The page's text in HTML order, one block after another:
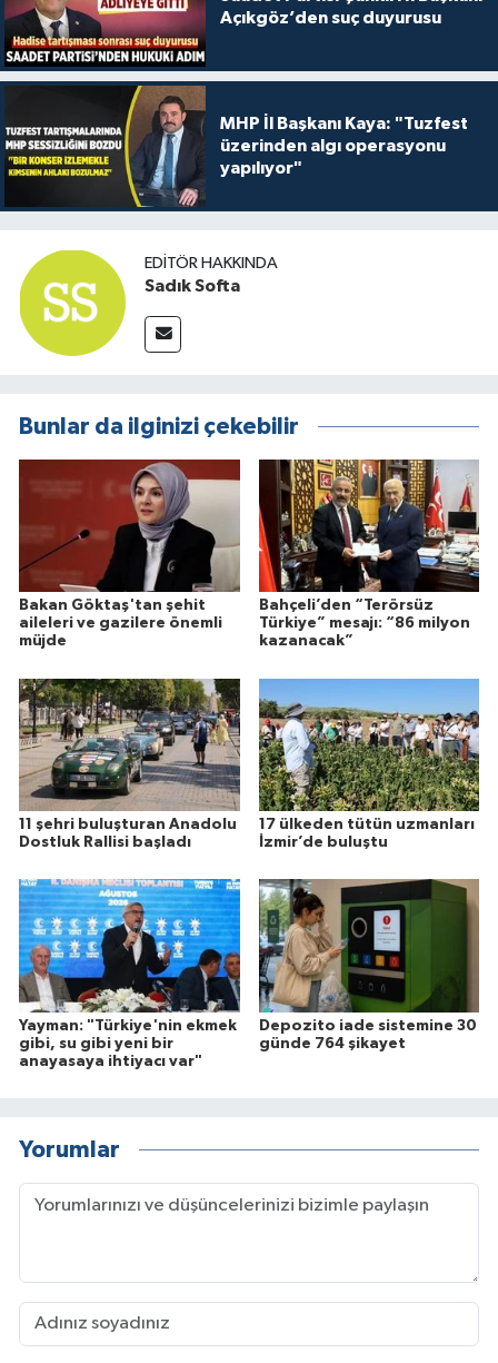
Açıkgöz’den suç duyurusu
MHP İl Başkanı Kaya: "Tuzfest
üzerinden algı operasyonu
yapılıyor"
EDITÖR HAKKINDA
Sadık Softa
Bunlar da ilginizi çekebilir
Bakan Göktaş'tan şehit
aileleri ve gazilere önemli
müjde
Bahçeli’den “Terörsüz
Türkiye” mesajı: “86 milyon
kazanacak”
11 şehri buluşturan Anadolu
Dostluk Rallisi başladı
17 ülkeden tütün uzmanları
İzmir’de buluştu
Yayman: "Türkiye'nin ekmek
gibi, su gibi yeni bir
anayasaya ihtiyacı var"
Depozito iade sistemine 30
günde 764 şikayet
Yorumlar